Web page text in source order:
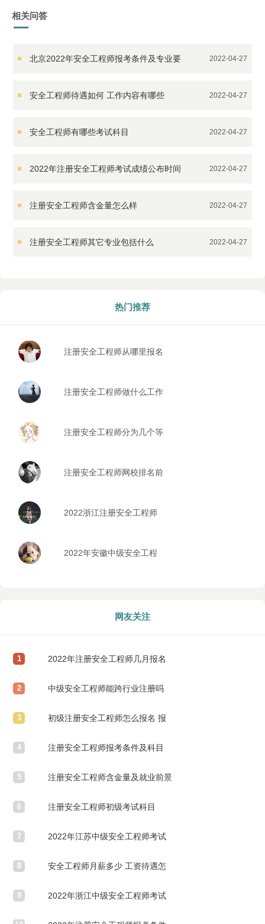
相关问答
北京2022年安全工程师报考条件及专业要 2022-04-27
安全工程师待遇如何 工作内容有哪些 2022-04-27
安全工程师有哪些考试科目 2022-04-27
2022年注册安全工程师考试成绩公布时间 2022-04-27
注册安全工程师含金量怎么样 2022-04-27
注册安全工程师其它专业包括什么 2022-04-27
热门推荐
注册安全工程师从哪里报名
注册安全工程师做什么工作
注册安全工程师分为几个等
注册安全工程师网校排名前
2022浙江注册安全工程师
2022年安徽中级安全工程
网友关注
1 2022年注册安全工程师几月报名
考试时间是哪天
2 中级安全工程师能跨行业注册吗
3 初级注册安全工程师怎么报名 报
考流程是什么
4 注册安全工程师报考条件及科目
什么时候考试
5 注册安全工程师含金量及就业前景
6 注册安全工程师初级考试科目
7 2022年江苏中级安全工程师考试
报名时间
8 安全工程师月薪多少 工资待遇怎
么样
9 2022年浙江中级安全工程师考试